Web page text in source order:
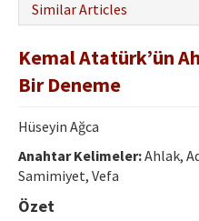
Publication Policy
Boards of the Journal
Ethical Principles
Author's Guide
Refereeing Guide
Similar Articles
Kemal Atatürk’ün
Bir Deneme
Hüseyin Ağca
Anahtar Kelimeler:Ahlak,
Samimiyet, Vefa
Özet